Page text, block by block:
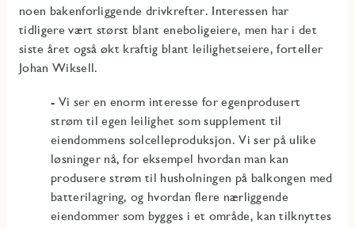
noen bakenforliggende drivkrefter. Interessen har
tidligere vært størst blant eneboligeiere, men har i det
siste året også økt kraftig blant leilighetseiere, forteller
Johan Wiksell.
- Vi ser en enorm interesse for egenprodusert
strøm til egen leilighet som supplement til
eiendommens solcelleproduksjon. Vi ser på ulike
løsninger nå, for eksempel hvordan man kan
produsere strøm til husholningen på balkongen med
batterilagring, og hvordan flere nærliggende
eiendommer som bygges i et område, kan tilknyttes